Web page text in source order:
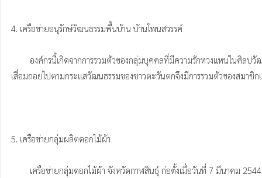
4. เครือข่ายอนุรักษ์วัฒนธรรมพื้นบ้าน บ้านโพนสวรรค์
เสื่อมถอยไปตามกระแสวัฒนธรรมของชาวตะวันตกจึงมีการรวมตัวของสมาชิ
5. เครือข่ายกลุ่มผลิตดอกไม้ผ้า